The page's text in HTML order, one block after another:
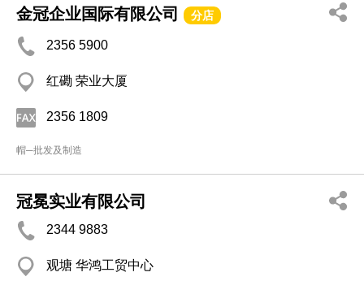
金冠企业国际有限公司 分店
2356 5900
红磡 荣业大厦
2356 1809
帽─批发及制造
冠冕实业有限公司
2344 9883
观塘 华鸿工贸中心